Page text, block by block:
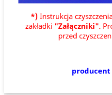
*) Instrukcja
zakładki "Załączniki".
przed
producent